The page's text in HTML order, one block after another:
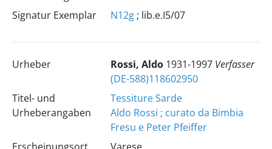
Signatur Exemplar
N12g; lib.e.I5/07
Urheber Rossi, Aldo 1931-1997 Verfasser
(DE-588)118602950
Titel- und
Urheberangaben
Tessiture Sarde
Aldo Rossi ; curato da Bimbia
Fresu e Peter Pfeiffer